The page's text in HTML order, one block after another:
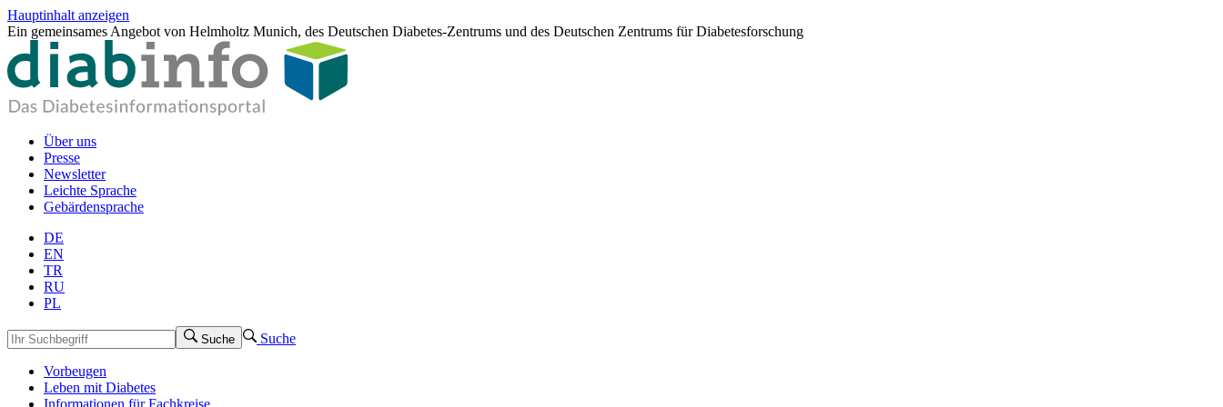
Hauptinhalt anzeigen
Ein gemeinsames Angebot von Helmholtz Munich, des Deutschen Diabetes-Zentrums und des Deutschen Zentrums für Diabetesforschung
Über uns
Presse
Newsletter
Leichte Sprache
Gebärdensprache
DE
EN
TR
RU
PL
Suche Suche
Vorbeugen
Leben mit Diabetes
Informationen für Fachkreise